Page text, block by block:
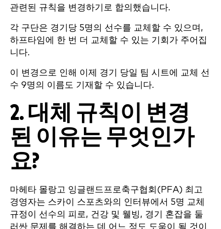
관련된 규칙을 변경하기로 합의했습니다.
각 구단은 경기당 5명의 선수를 교체할 수 있으며,
하프타임에 한 번 더 교체할 수 있는 기회가 주어집
니다.
이 변경으로 인해 이제 경기 당일 팀 시트에 교체 선
수 9명의 이름도 기재할 수 있습니다.
2. 대체 규칙이 변경
된 이유는 무엇인가
요?
마헤타 몰랑고 잉글랜드프로축구협회(PFA) 최고
경영자는 스카이 스포츠와의 인터뷰에서 5명 교체
규정이 선수의 피로, 건강 및 웰빙, 경기 혼잡을 둘
러싼 문제를 해결하는 데 어느 정도 도움이 될 것이